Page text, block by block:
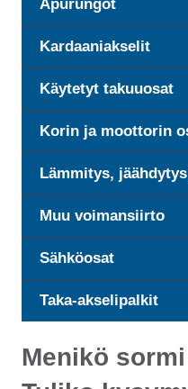
Apurungot
Kardaaniakselit
Käytetyt takuuosat
Korin ja moottorin
Lämmitys,
Muu voimansiirto
Sähköosat
Taka-akselipalkit
Menikö